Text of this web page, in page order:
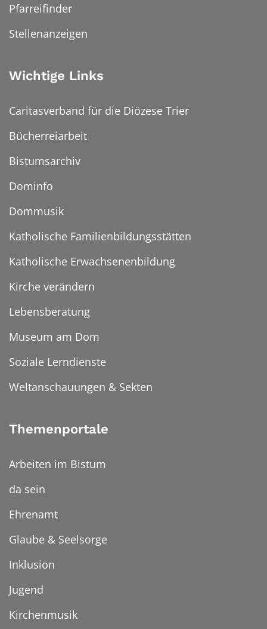
Pfarreifinder
Stellenanzeigen
Wichtige Links
Caritasverband für die Diözese Trier
Bücherreiarbeit
Bistumsarchiv
Dominfo
Dommusik
Katholische Familienbildungsstätten
Katholische Erwachsenenbildung
Kirche verändern
Lebensberatung
Museum am Dom
Soziale Lerndienste
Weltanschauungen & Sekten
Themenportale
Arbeiten im Bistum
da sein
Ehrenamt
Glaube & Seelsorge
Inklusion
Jugend
Kirchenmusik